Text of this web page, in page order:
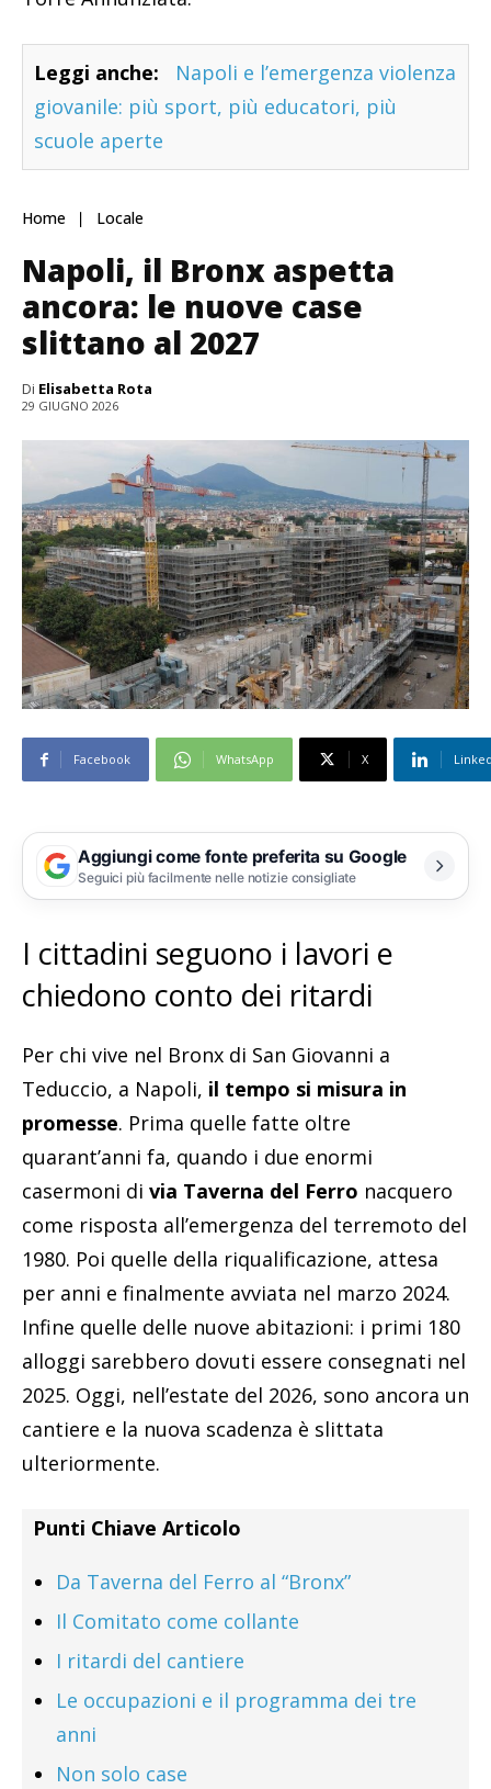
Leggi anche:
Napoli e l’emergenza violenza
giovanile: più sport, più educatori, più
scuole aperte
Home Locale
Napoli, il Bronx aspetta
ancora: le nuove case
slittano al 2027
Di Elisabetta Rota
29 GIUGNO 2026
Facebook WhatsApp X
Aggiungi come fonte preferita su Google
Seguici più facilmente nelle notizie consigliate
I cittadini seguono i lavori e
chiedono conto dei ritardi
Per chi vive nel Bronx di San Giovanni a
Teduccio, a Napoli, il tempo si misura in
promesse. Prima quelle fatte oltre
quarant’anni fa, quando i due enormi
casermoni di via Taverna del Ferro nacquero
come risposta all’emergenza del terremoto del
1980. Poi quelle della riqualificazione, attesa
per anni e finalmente avviata nel marzo 2024.
Infine quelle delle nuove abitazioni: i primi 180
alloggi sarebbero dovuti essere consegnati nel
2025. Oggi, nell’estate del 2026, sono ancora un
cantiere e la nuova scadenza è slittata
ulteriormente.
Punti Chiave Articolo
Da Taverna del Ferro al “Bronx”
Il Comitato come collante
I ritardi del cantiere
Le occupazioni e il programma dei tre
anni
Non solo case